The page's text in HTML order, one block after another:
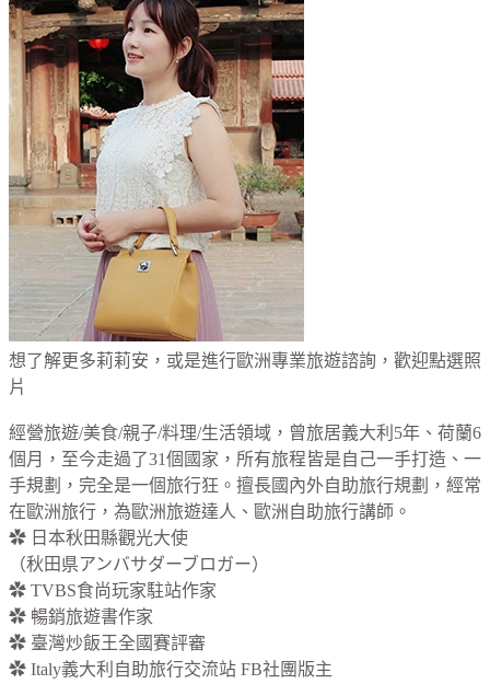
想了解更多莉莉安，或是進行歐洲專業旅遊諮詢，歡迎點選照
片
經營旅遊/美食/親子/料理/生活領域，曾旅居義大利5年、荷蘭6
個月，至今走過了31個國家，所有旅程皆是自己一手打造、一
手規劃，完全是一個旅行狂。擅長國內外自助旅行規劃，經常
在歐洲旅行，為歐洲旅遊達人、歐洲自助旅行講師。
✿ 日本秋田縣觀光大使
（秋田県アンバサダーブロガー）
✿ TVBS食尚玩家駐站作家
✿ 暢銷旅遊書作家
✿ 臺灣炒飯王全國賽評審
✿ Italy義大利自助旅行交流站 FB社團版主